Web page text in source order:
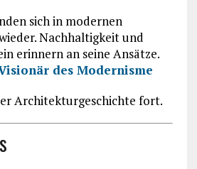
sich in modernen
Nachhaltigkeit und
erinnern an seine Ansätze.
des Modernisme
Architekturgeschichte fort.